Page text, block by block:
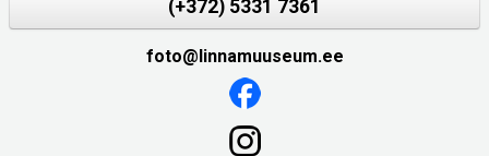
(+372) 5331 7361
foto@linnamuuseum.ee